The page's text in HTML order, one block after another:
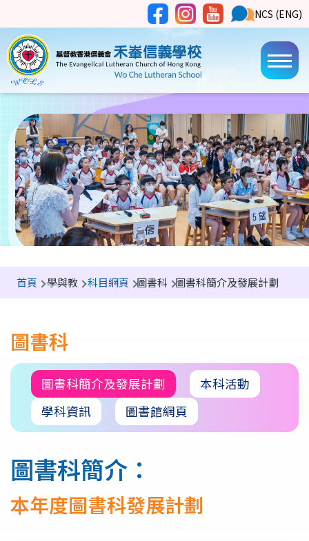
Social
Media
NCS
Button
NCS (ENG)
Main
導
結
首頁 學與教 科目網頁 圖書科 圖書科簡介及發展計劃
圖書科
圖書科簡介及發展計劃
本科活動
學科資訊
圖書館網頁
圖書科簡介：
本年度圖書科發展計劃